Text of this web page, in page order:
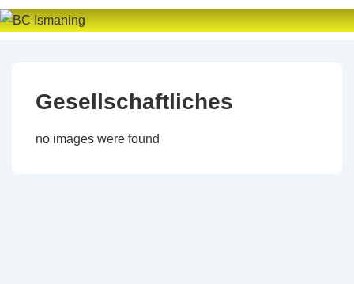
↓
Zum
Gesellschaftliches
no images were found